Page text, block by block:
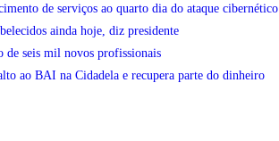
de serviços ao quarto dia do ataque cibernético
ainda hoje, diz presidente
de seis mil novos profissionais
ao BAI na Cidadela e recupera parte do dinheiro